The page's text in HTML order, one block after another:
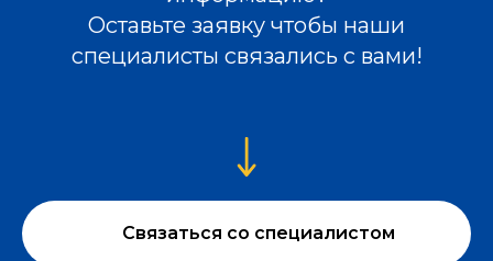
Оставьте заявку чтобы наши
специалисты связались с вами!
Связаться со специалистом